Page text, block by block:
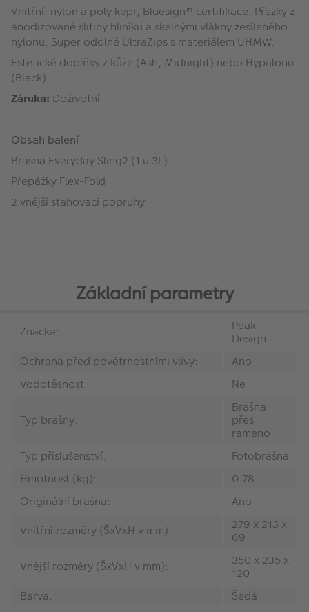
Vnitřní: nylon a poly kepr, Bluesign® certifikace. Přezky z
anodizované slitiny hliníku a skelnými vlákny zesíleného
nylonu. Super odolné UltraZips s materiálem UHMW.
Estetické doplňky z kůže (Ash, Midnight) nebo Hypalonu
(Black).
Záruka: Doživotní
Obsah balení
Brašna Everyday Sling2 (1 u 3L)
Přepážky Flex-Fold
2 vnější stahovací popruhy
Základní parametry
Značka:
Peak
Design
Ochrana před povětrnostními vlivy:
Ano
Vodotěsnost:
Ne
Typ brašny:
Brašna
přes
rameno
Typ příslušenství:
Fotobrašna
Hmotnost (kg):
0.78
Originální brašna:
Ano
Vnitřní rozměry (ŠxVxH v mm):
279 x 213 x
69
Vnější rozměry (ŠxVxH v mm):
350 x 235 x
120
Barva:
Šedá